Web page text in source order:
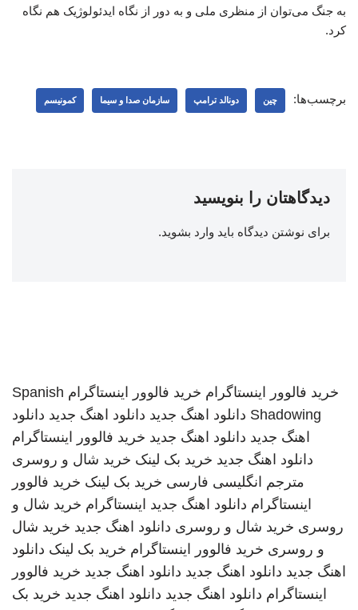
به جنگ می‌توان از منظری ملی و به دور از نگاه ایدئولوژیک هم نگاه
کرد.
برچسب‌ها: چین دونالد ترامپ سازمان صدا و سیما کمونیسم
دیدگاهتان را بنویسید
برای نوشتن دیدگاه باید وارد بشوید.
خرید فالوور اینستاگرام خرید فالوور اینستاگرام Spanish
Shadowing دانلود اهنگ جدید دانلود اهنگ جدید دانلود
اهنگ جدید دانلود اهنگ جدید خرید فالوور اینستاگرام
دانلود اهنگ جدید خرید بک لینک خرید شال و روسری
مترجم انگلیسی فارسی خرید بک لینک خرید فالوور
اینستاگرام دانلود اهنگ جدید اینستاگرام خرید شال و
روسری خرید شال و روسری دانلود اهنگ جدید خرید شال
و روسری خرید فالوور اینستاگرام خرید بک لینک دانلود
اهنگ جدید دانلود اهنگ جدید دانلود اهنگ جدید خرید فالوور
اینستاگرام دانلود اهنگ جدید دانلود اهنگ جدید خرید بک